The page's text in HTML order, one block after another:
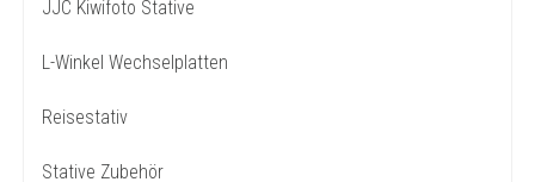
JJC Kiwifoto Stative
L-Winkel Wechselplatten
Reisestativ
Stative Zubehör